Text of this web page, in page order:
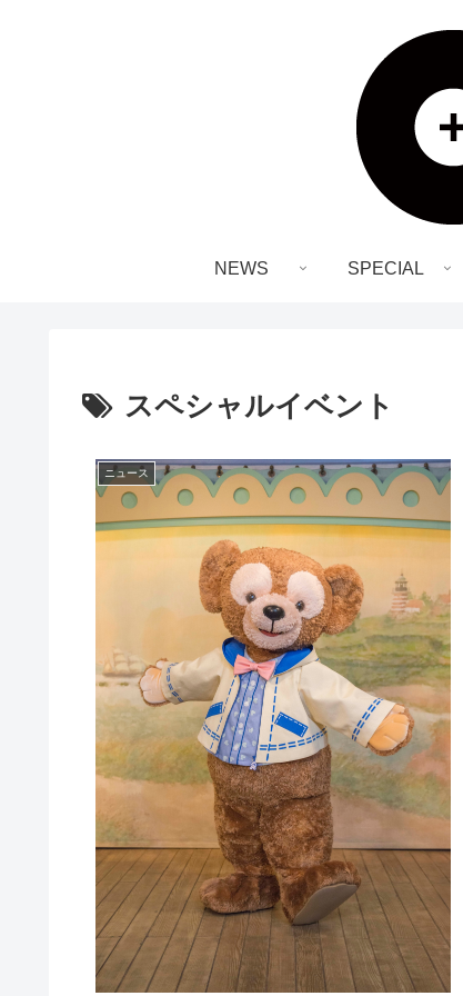
NEWS SPECIAL
スペシャルイベント
ニュース